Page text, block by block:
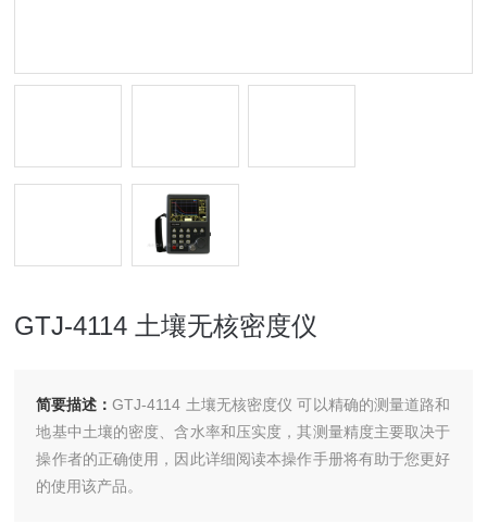
GTJ-4114 土壤无核密度仪
简要描述：GTJ-4114 土壤无核密度仪 可以精确的测量道路和
地基中土壤的密度、含水率和压实度，其测量精度主要取决于
操作者的正确使用，因此详细阅读本操作手册将有助于您更好
的使用该产品。